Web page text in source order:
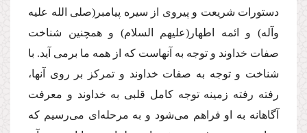
دستورات شریعت و پیروى از سیره پیامبر (صلى الله علیه
وآله)و ائمه اطهار (علیهم السلام) و همچنین شناخت
صفات خداوند و توجه به آنهاست كه از همه ما برمى آید. با
شناخت و توجه به صفات خداوند و تمركز بر روى آنها،
رفته رفته زمینه توجه كامل قلبى به خداوند و معرفت
آگاهانه به او فراهم مى‌شود و به مرحله‌اى مى‌رسیم كه